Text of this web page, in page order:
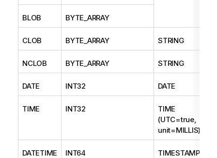
BLOB BYTE_ARRAY
CLOB BYTE_ARRAY STRING
NCLOB BYTE_ARRAY STRING
DATE INT32 DATE
TIME INT32
TIME
(UTC=true,
unit=MILLIS)
DATETIME INT64
TIMESTAMP